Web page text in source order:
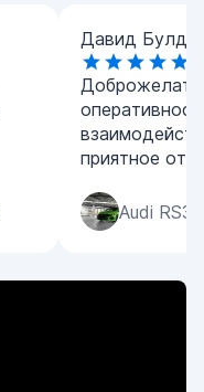
Давид
приятное
Audi RS3